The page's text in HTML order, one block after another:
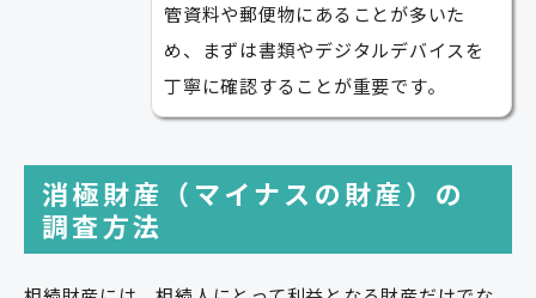
管資料や郵便物にあることが多いた
め、まずは書類やデジタルデバイスを
丁寧に確認することが重要です。
消極財産（マイナスの財産）の
調査方法